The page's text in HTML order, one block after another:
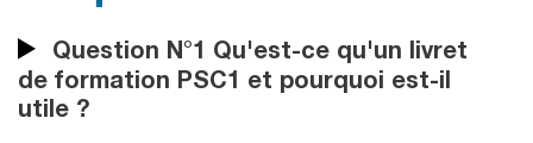
Question N°1 Qu'est-ce qu'un livret
de formation PSC1 et pourquoi est-il
utile ?